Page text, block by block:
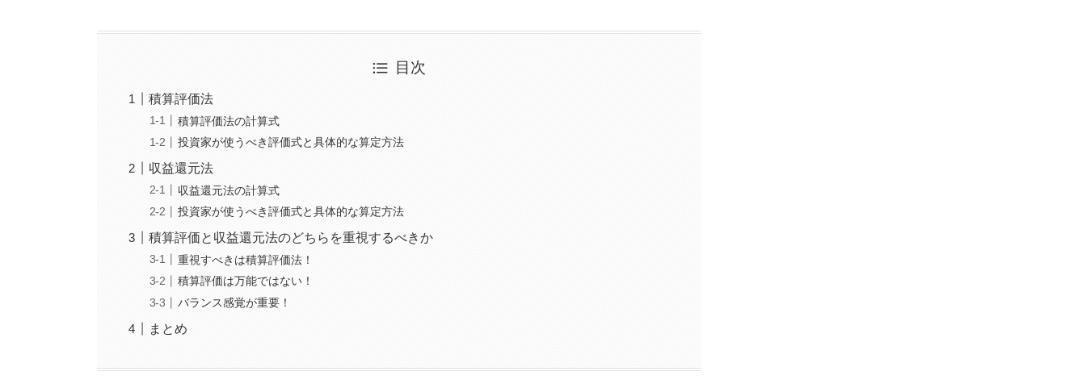
目次
積算評価法
積算評価法の計算式
投資家が使うべき評価式と具体的な算定方法
収益還元法
収益還元法の計算式
投資家が使うべき評価式と具体的な算定方法
積算評価と収益還元法のどちらを重視するべきか
重視すべきは積算評価法！
積算評価は万能ではない！
バランス感覚が重要！
まとめ